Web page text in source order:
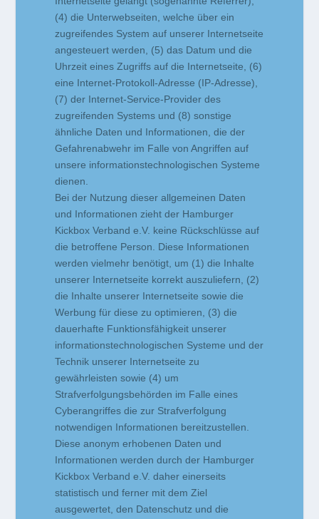
(4) die Unterwebseiten, welche über ein
zugreifendes System auf unserer Internetseite
angesteuert werden, (5) das Datum und die
Uhrzeit eines Zugriffs auf die Internetseite, (6)
eine Internet-Protokoll-Adresse (IP-Adresse),
(7) der Internet-Service-Provider des
zugreifenden Systems und (8) sonstige
ähnliche Daten und Informationen, die der
Gefahrenabwehr im Falle von Angriffen auf
unsere informationstechnologischen Systeme
dienen.
Bei der Nutzung dieser allgemeinen Daten
und Informationen zieht der Hamburger
Kickbox Verband e.V. keine Rückschlüsse auf
die betroffene Person. Diese Informationen
werden vielmehr benötigt, um (1) die Inhalte
unserer Internetseite korrekt auszuliefern, (2)
die Inhalte unserer Internetseite sowie die
Werbung für diese zu optimieren, (3) die
dauerhafte Funktionsfähigkeit unserer
informationstechnologischen Systeme und der
Technik unserer Internetseite zu
gewährleisten sowie (4) um
Strafverfolgungsbehörden im Falle eines
Cyberangriffes die zur Strafverfolgung
notwendigen Informationen bereitzustellen.
Diese anonym erhobenen Daten und
Informationen werden durch der Hamburger
Kickbox Verband e.V. daher einerseits
statistisch und ferner mit dem Ziel
ausgewertet, den Datenschutz und die